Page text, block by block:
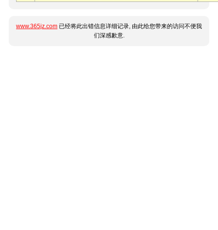
www.365jz.com 已经将此出错信息详细记录, 由此给您带来的访问不便我
们深感歉意.